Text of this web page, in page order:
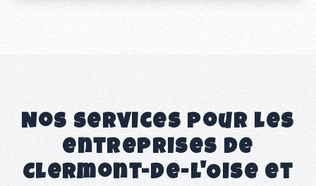
Nos services pour les
entreprises de
Clermont-de-l'Oise et